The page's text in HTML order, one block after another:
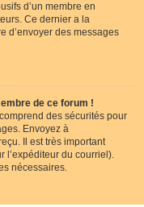
d’un membre en
Ce dernier a la
d’envoyer des messages
de ce forum !
des sécurités pour
Envoyez à
Il est très important
l’expéditeur du courriel).
nécessaires.